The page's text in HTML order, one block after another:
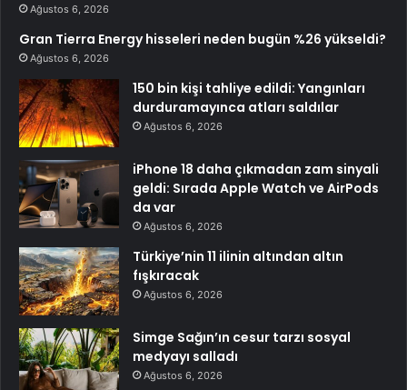
Ağustos 6, 2026
Gran Tierra Energy hisseleri neden bugün %26 yükseldi?
Ağustos 6, 2026
150 bin kişi tahliye edildi: Yangınları
durduramayınca atları saldılar
Ağustos 6, 2026
iPhone 18 daha çıkmadan zam sinyali
geldi: Sırada Apple Watch ve AirPods
da var
Ağustos 6, 2026
Türkiye’nin 11 ilinin altından altın
fışkıracak
Ağustos 6, 2026
Simge Sağın’ın cesur tarzı sosyal
medyayı salladı
Ağustos 6, 2026